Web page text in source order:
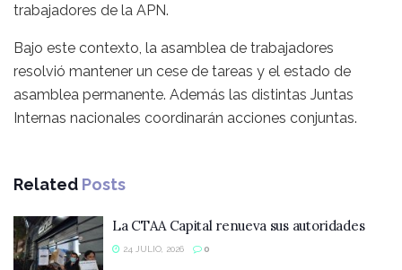
trabajadores de la APN.
Bajo este contexto, la asamblea de trabajadores
resolvió mantener un cese de tareas y el estado de
asamblea permanente. Además las distintas Juntas
Internas nacionales coordinarán acciones conjuntas.
Related Posts
La CTAA Capital renueva sus autoridades
24 JULIO, 2026 0